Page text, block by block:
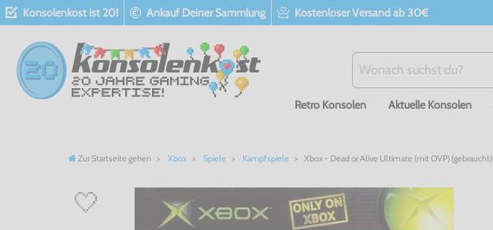
Konsolenkost ist 20! Ankauf Deiner Sammlung Kostenloser Versand ab 30€
Retro Konsolen Aktuelle Konsolen
Zur Startseite gehen Xbox Spiele Kampfspiele Xbox - Dead or Alive Ultimate (mit OVP) (gebraucht)